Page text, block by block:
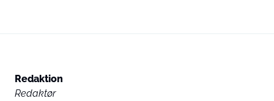
Redaktion
Redaktør